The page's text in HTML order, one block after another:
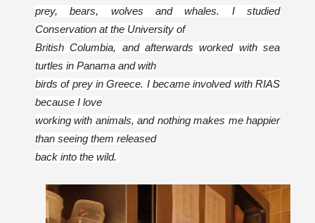
prey, bears, wolves and whales. I studied
Conservation at the University of
British Columbia, and afterwards worked with sea
turtles in Panama and with
birds of prey in Greece. I became involved with RIAS
because I love
working with animals, and nothing makes me happier
than seeing them released
back into the wild.